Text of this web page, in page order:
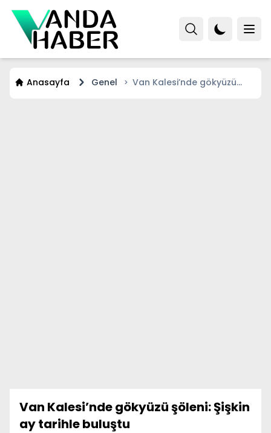
Anasayfa Genel
Van Kalesi’nde gökyüzü
Van Kalesi’nde gökyüzü şöleni: Şişkin
ay tarihle buluştu